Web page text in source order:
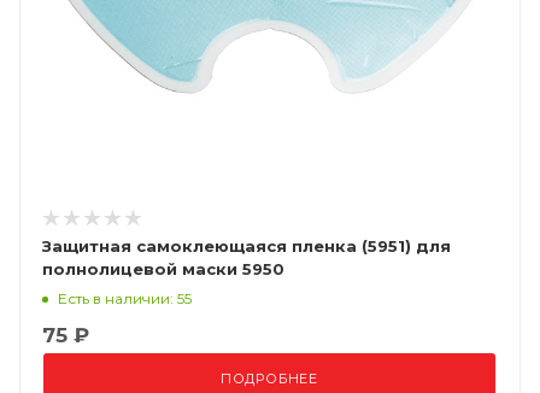
Защитная самоклеющаяся пленка (5951) для
полнолицевой маски 5950
Есть в наличии: 55
75 ₽
ПОДРОБНЕЕ